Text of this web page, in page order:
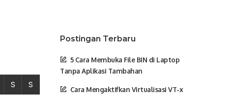
S
S
Postingan Terbaru
5 Cara Membuka File BIN di Laptop
Tanpa Aplikasi Tambahan
Cara Mengaktifkan Virtualisasi VT-x